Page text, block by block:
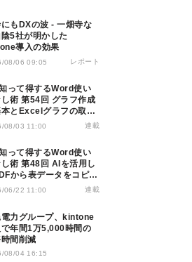
にもDXの波 - 一畑寺な
陰5社が明かした
導入の効果
08/06 09:05 レポート
し術 第54回 グラフ作成
とExcelグラフの取り
法
08/03 11:00 連載
し術 第48回 AIを活用し
から表データをコピー
ストする
06/22 11:00 連載
電力グループ、kintone
年間1万5,000時間の
間削減
08/04 16:15